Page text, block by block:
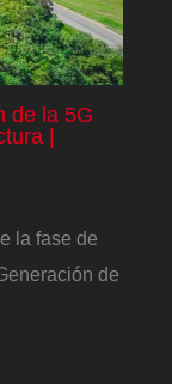
de la 5G
|
la fase de
de